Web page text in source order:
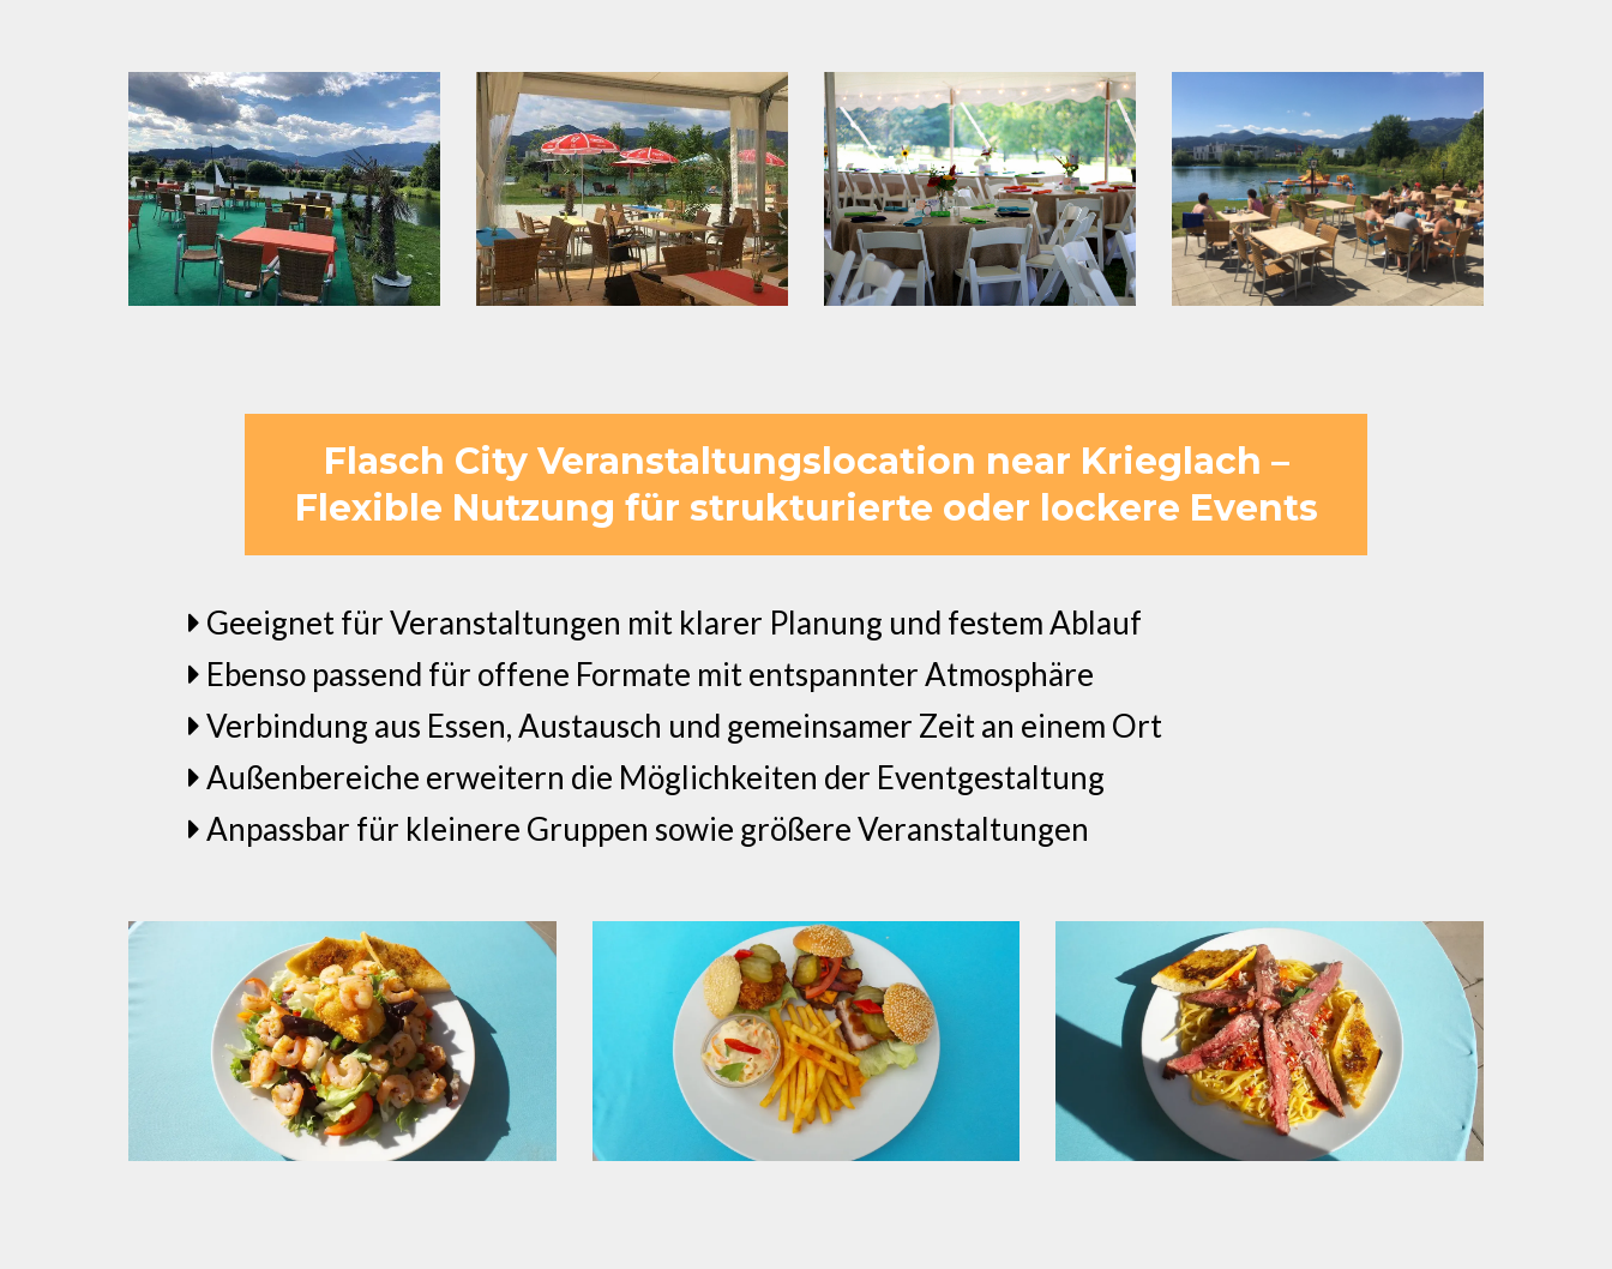
Flasch City Veranstaltungslocation near Krieglach –
Flexible Nutzung für strukturierte oder lockere Events
Geeignet für Veranstaltungen mit klarer Planung und festem Ablauf
Ebenso passend für offene Formate mit entspannter Atmosphäre
Verbindung aus Essen, Austausch und gemeinsamer Zeit an einem Ort
Außenbereiche erweitern die Möglichkeiten der Eventgestaltung
Anpassbar für kleinere Gruppen sowie größere Veranstaltungen